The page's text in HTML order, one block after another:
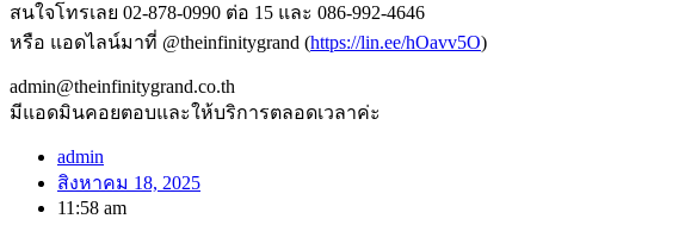
สนใจโทรเลย 02-878-0990 ต่อ 15 และ 086-992-4646
หรือ แอดไลน์มาที่ @theinfinitygrand (https://lin.ee/hOavv5O)
admin@theinfinitygrand.co.th
มีแอดมินคอยตอบและให้บริการตลอดเวลาค่ะ
admin
สิงหาคม 18, 2025
11:58 am